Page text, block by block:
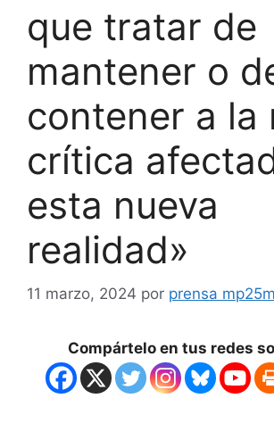
que tratar de
mantener o
contener a la
crítica
esta nueva
realidad»
11 marzo, 2024 por prensa mp25m
Compártelo en tus redes